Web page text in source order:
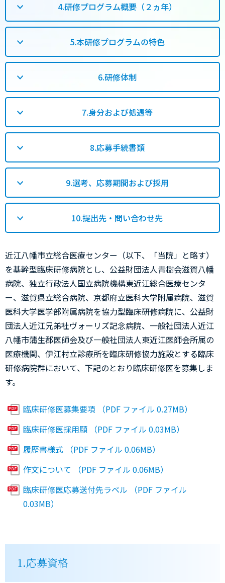
4.研修プログラム概要（２ヵ年）
5.本研修プログラムの特色
6.研修体制
7.身分および処遇等
8.応募手続書類
9.選考、応募期間および採用
10.提出先・問い合わせ先
近江八幡市立総合医療センター（以下、「当院」と略す）
を基幹型臨床研修病院とし、公益財団法人青樹会滋賀八幡
病院、独立行政法人国立病院機構東近江総合医療センタ
ー、滋賀県立総合病院、京都府立医科大学附属病院、滋賀
医科大学医学部附属病院を協力型臨床研修病院に、公益財
団法人近江兄弟社ヴォーリズ記念病院、一般社団法人近江
八幡市蒲生郡医師会及び一般社団法人東近江医師会所属の
医療機関、伊江村立診療所を臨床研修協力施設とする臨床
研修病院群において、下記のとおり臨床研修医を募集しま
す。
臨床研修医募集要項 （PDF ファイル 0.27MB）
臨床研修医採用願 （PDF ファイル 0.03MB）
履歴書様式 （PDF ファイル 0.06MB）
作文について （PDF ファイル 0.06MB）
臨床研修医応募送付先ラベル （PDF ファイル
0.03MB）
1.応募資格